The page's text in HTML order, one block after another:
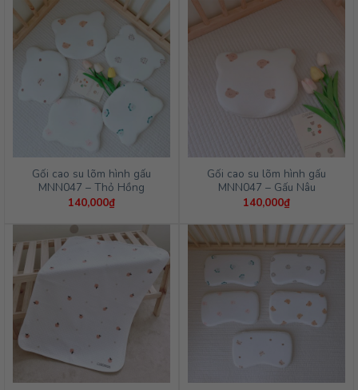
Gối cao su lõm hình gấu
MNN047 – Thỏ Hồng
140,000₫
Gối cao su lõm hình gấu
MNN047 – Gấu Nâu
140,000₫